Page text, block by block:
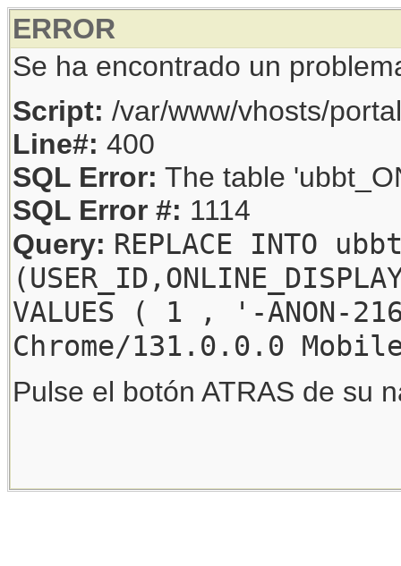
ERROR
Se ha encontrado un
Script: /var/www/vhosts/
Line#: 400
SQL Error: The table
SQL Error #: 1114
Query: REPLACE INTO
VALUES ( 1 , '-
Chrome/131.0.0.0
Pulse el botón ATRAS de su